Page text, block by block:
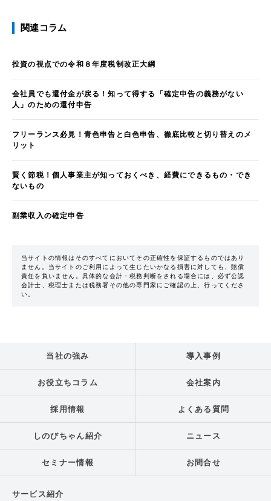
関連コラム
投資の視点での令和８年度税制改正大綱
会社員でも還付金が戻る！知って得する「確定申告の義務がない
人」のための還付申告
フリーランス必見！青色申告と白色申告、徹底比較と切り替えのメ
リット
賢く節税！個人事業主が知っておくべき、経費にできるもの・でき
ないもの
副業収入の確定申告
当サイトの情報はそのすべてにおいてその正確性を保証するものではあり
ません。当サイトのご利用によって生じたいかなる損害に対しても、賠償
責任を負いません。具体的な会計・税務判断をされる場合には、必ず公認
会計士、税理士または税務署その他の専門家にご確認の上、行ってくださ
い。
当社の強み 導入事例
お役立ちコラム 会社案内
採用情報 よくある質問
しのびちゃん紹介 ニュース
セミナー情報 お問合せ
サービス紹介